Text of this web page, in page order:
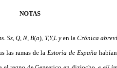
NOTAS
Ss, Q, N, B(a) , T,Y,L y en laCrónica
las ramas de la Estoria de España